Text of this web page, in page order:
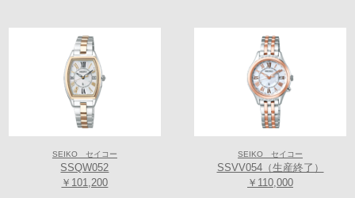
SEIKO セイコー
SSQW052
￥101,200
SEIKO セイコー
SSVV054（生産終了）
￥110,000